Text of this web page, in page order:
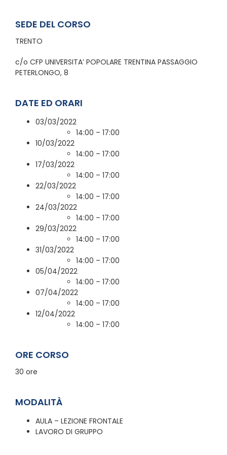
SEDE DEL CORSO
TRENTO
c/o CFP UNIVERSITA’ POPOLARE TRENTINA PASSAGGIO
PETERLONGO, 8
DATE ED ORARI
03/03/2022
14:00 – 17:00
10/03/2022
14:00 – 17:00
17/03/2022
14:00 – 17:00
22/03/2022
14:00 – 17:00
24/03/2022
14:00 – 17:00
29/03/2022
14:00 – 17:00
31/03/2022
14:00 – 17:00
05/04/2022
14:00 – 17:00
07/04/2022
14:00 – 17:00
12/04/2022
14:00 – 17:00
ORE CORSO
30 ore
MODALITÀ
AULA – LEZIONE FRONTALE
LAVORO DI GRUPPO